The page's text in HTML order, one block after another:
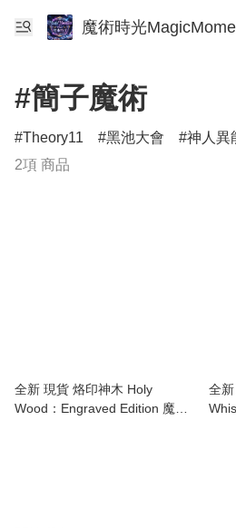
魔術時光
#簡子魔術
Theory11 黑池大會 神人異
2項 商品
全新 現貨 烙印神木 Holy
Wood：Engraved Edition 魔術
全